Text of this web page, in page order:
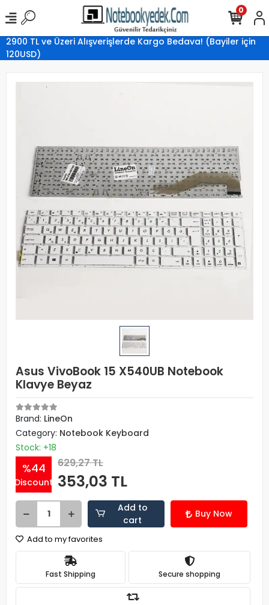
2900 TL ve Üzeri Alışverişlerde Kargo Bedava! (Bayiler için
120USD)
0
Asus VivoBook 15 X540UB Notebook
Klavye Beyaz
Brand: LineOn
Category: Notebook Keyboard
Stock: +18
%44
Discount
629,27 TL
353,03 TL
Add to
cart
Buy Now
Add to my favorites
Fast Shipping Secure shopping